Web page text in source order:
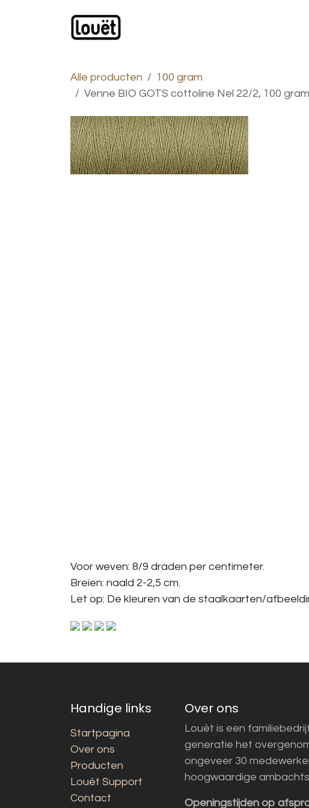
Alle producten
100 gram
Venne BIO GOTS cottoline Nel 22/2, 100
Voor weven: 8/9 draden per centimeter.
Breien: naald 2-2,5 cm.
Let op: De kleuren van de staalkaarten/
Handige links
Startpagina
Over ons
Producten
Louët Support
Contact
Over ons
Louët is een
generatie het
ongeveer 30
hoogwaardige
Openingstijden op